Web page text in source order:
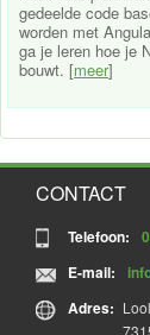
gedeelde code
worden met
ga je leren hoe je
bouwt. [meer]
CONTACT
Telefoon:
E-mail:
Adres: